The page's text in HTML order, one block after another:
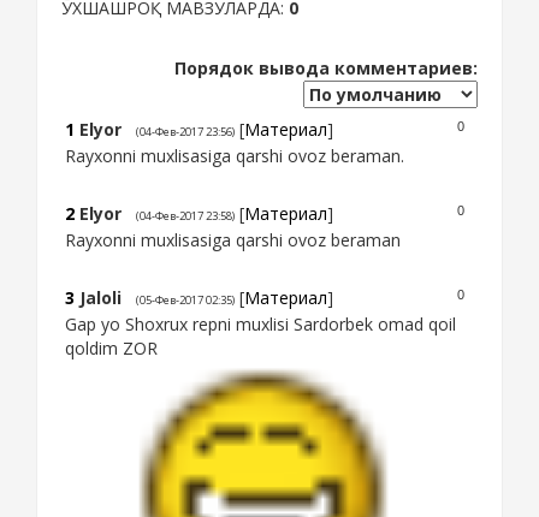
ЎХШАШРОҚ МАВЗУЛАРДА: 0
Порядок вывода комментариев:
0
1 Elyor (04-Фев-2017 23:56) [Материал]
Rayxonni muxlisasiga qarshi ovoz beraman.
0
2 Elyor (04-Фев-2017 23:58) [Материал]
Rayxonni muxlisasiga qarshi ovoz beraman
0
3 Jaloli (05-Фев-2017 02:35) [Материал]
Gap yo Shoxrux repni muxlisi Sardorbek omad qoil
qoldim ZOR